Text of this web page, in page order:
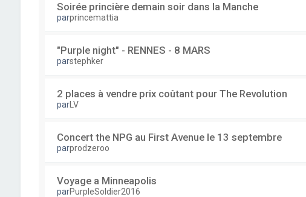
Soirée princière demain soir dans la Manche
parprincemattia
"Purple night" - RENNES - 8 MARS
parstephker
2 places à vendre prix coûtant pour The Revolution
parLV
Concert the NPG au First Avenue le 13 septembre
parprodzeroo
Voyage a Minneapolis
parPurpleSoldier2016